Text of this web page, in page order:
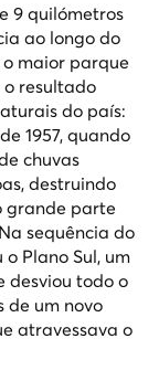
9 quilómetros
ao longo do
maior parque
o resultado
do país:
1957, quando
chuvas
destruindo
grande parte
sequência do
Plano Sul, um
desviou todo o
de um novo
atravessava o